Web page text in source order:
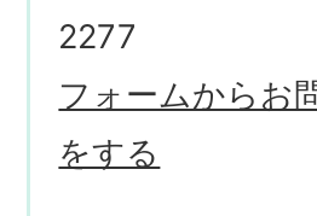
2277
フォームからお
をする